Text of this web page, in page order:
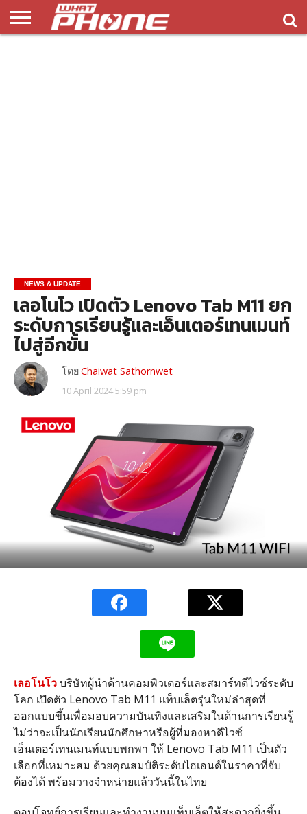
NEWS & UPDATE
เลอโนโว เปิดตัว Lenovo Tab M11 ยก
ระดับการเรียนรู้และเอ็นเตอร์เทนเมนท์
ไปสู่อีกขั้น
โดยChaiwat Sathornwet
10 April 2024 5:59 pm
เลอโนโวบริษัทผู้นำด้านคอมพิวเตอร์และสมาร์ทดีไวซ์ระดับ
โลก เปิดตัว Lenovo Tab M11 แท็บเล็ตรุ่นใหม่ล่าสุดที่
ออกแบบขึ้นเพื่อมอบความบันเทิงและเสริมในด้านการเรียนรู้
ไม่ว่าจะเป็นนักเรียนนักศึกษาหรือผู้ที่มองหาดีไวซ์
เอ็นเตอร์เทนเมนท์แบบพกพา ให้ Lenovo Tab M11 เป็นตัว
เลือกที่เหมาะสม ด้วยคุณสมบัติระดับไฮเอนด์ในราคาที่จับ
ต้องได้ พร้อมวางจำหน่ายแล้ววันนี้ในไทย